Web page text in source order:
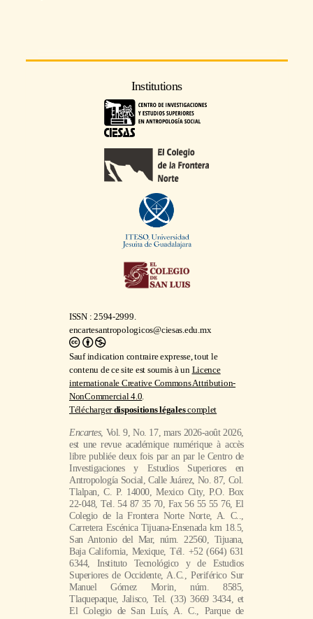
Institutions
ISSN : 2594-2999.
encartesantropologicos@ciesas.edu.mx
Sauf indication contraire expresse, tout le
contenu de ce site est soumis à un Licence
internationale Creative Commons Attribution-
NonCommercial 4.0.
Téléchargerdispositions légalescomplet
Encartes, Vol. 9, No. 17, mars 2026-août 2026,
est une revue académique numérique à accès
libre publiée deux fois par an par le Centro de
Investigaciones y Estudios Superiores en
Antropología Social, Calle Juárez, No. 87, Col.
Tlalpan, C. P. 14000, Mexico City, P.O. Box
22-048, Tel. 54 87 35 70, Fax 56 55 55 76, El
Colegio de la Frontera Norte Norte, A. C..,
Carretera Escénica Tijuana-Ensenada km 18.5,
San Antonio del Mar, núm. 22560, Tijuana,
Baja California, Mexique, Tél. +52 (664) 631
6344, Instituto Tecnológico y de Estudios
Superiores de Occidente, A.C., Periférico Sur
Manuel Gómez Morin, núm. 8585,
Tlaquepaque, Jalisco, Tel. (33) 3669 3434, et
El Colegio de San Luís, A. C., Parque de